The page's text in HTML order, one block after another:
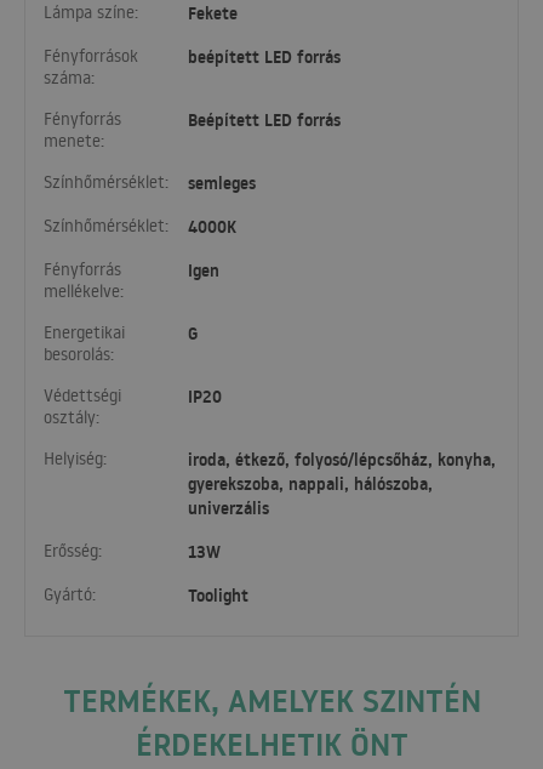
Lámpa színe: Fekete
Fényforrások
száma:
beépített LED forrás
Fényforrás
menete:
Beépített LED forrás
Színhőmérséklet: semleges
Színhőmérséklet: 4000K
Fényforrás
mellékelve:
Igen
Energetikai
besorolás:
G
Védettségi
osztály:
IP20
Helyiség:
iroda, étkező, folyosó/lépcsőház, konyha,
gyerekszoba, nappali, hálószoba,
univerzális
Erősség: 13W
Gyártó: Toolight
TERMÉKEK, AMELYEK SZINTÉN
ÉRDEKELHETIK ÖNT